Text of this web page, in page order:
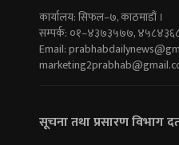
कार्यालय: सिफल–७, काठमाडौं ।
सम्पर्क: ०१–४३७३५७७, ४५८४३६८
Email:
सूचना तथा प्रसारण विभाग